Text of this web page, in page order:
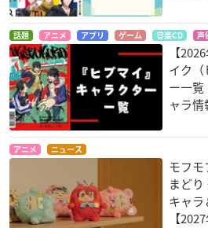
話題 アニメ アプリ ゲーム 音楽CD 声
【
イク（
ー一
ャラ
アニメ ニュース
モフモ
まど
キャラ
【